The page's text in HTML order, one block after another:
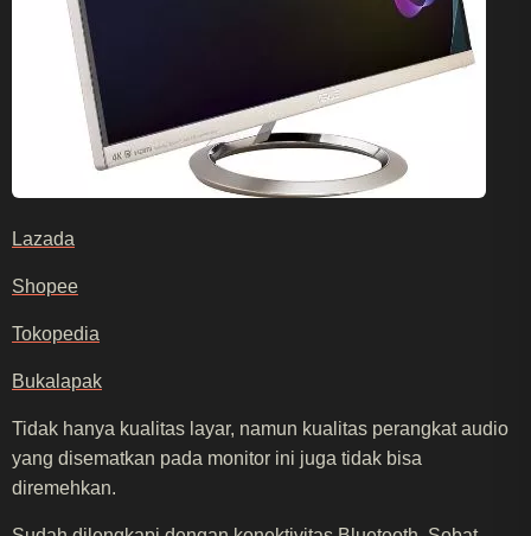
Lazada
Shopee
Tokopedia
Bukalapak
Tidak hanya kualitas layar, namun kualitas perangkat audio
yang disematkan pada monitor ini juga tidak bisa
diremehkan.